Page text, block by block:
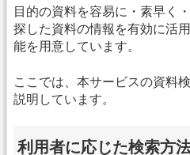
目的の資料を容易に・素早く
探した資料の情報を有効に活
能を用意しています。
ここでは、本サービスの資料
説明しています。
利用者に応じた検索方